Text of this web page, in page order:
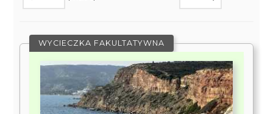
WYCIECZKA FAKULTATYWNA